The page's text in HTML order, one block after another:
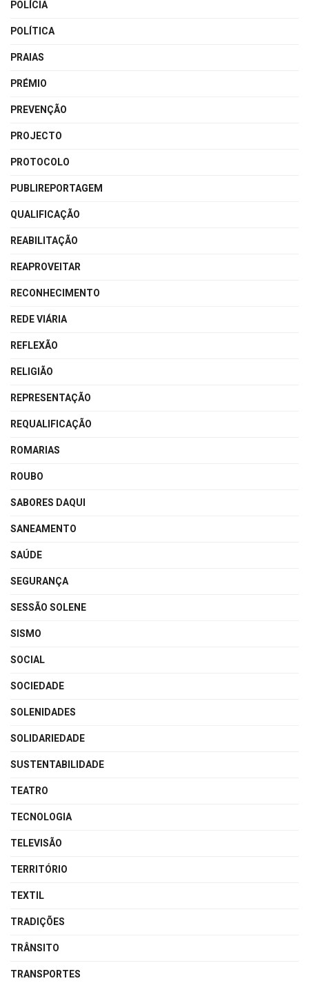
POLÍCIA
POLÍTICA
PRAIAS
PRÉMIO
PREVENÇÃO
PROJECTO
PROTOCOLO
PUBLIREPORTAGEM
QUALIFICAÇÃO
REABILITAÇÃO
REAPROVEITAR
RECONHECIMENTO
REDE VIÁRIA
REFLEXÃO
RELIGIÃO
REPRESENTAÇÃO
REQUALIFICAÇÃO
ROMARIAS
ROUBO
SABORES DAQUI
SANEAMENTO
SAÚDE
SEGURANÇA
SESSÃO SOLENE
SISMO
SOCIAL
SOCIEDADE
SOLENIDADES
SOLIDARIEDADE
SUSTENTABILIDADE
TEATRO
TECNOLOGIA
TELEVISÃO
TERRITÓRIO
TEXTIL
TRADIÇÕES
TRÂNSITO
TRANSPORTES